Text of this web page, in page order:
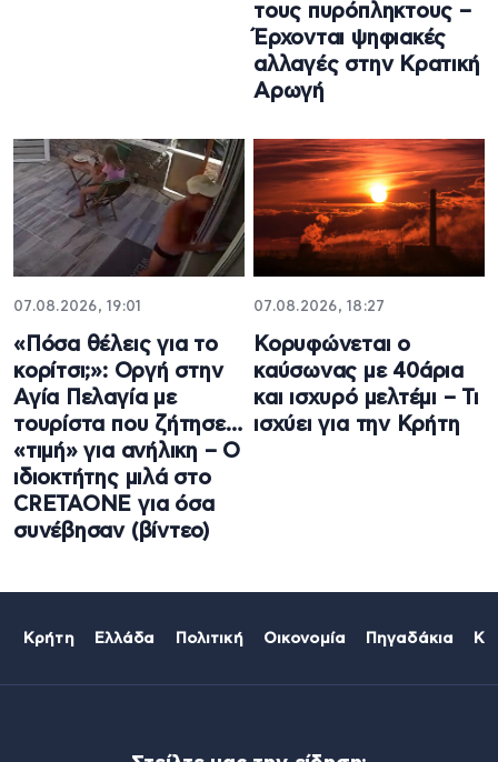
τους πυρόπληκτους –
Έρχονται ψηφιακές
αλλαγές στην Κρατική
Αρωγή
07.08.2026, 19:01
«Πόσα θέλεις για το
κορίτσι;»: Οργή στην
Αγία Πελαγία με
τουρίστα που ζήτησε…
«τιμή» για ανήλικη – Ο
ιδιοκτήτης μιλά στο
CRETAONE για όσα
συνέβησαν (βίντεο)
07.08.2026, 18:27
Κορυφώνεται ο
καύσωνας με 40άρια
και ισχυρό μελτέμι – Τι
ισχύει για την Κρήτη
Κρήτη Ελλάδα Πολιτική Οικονομία Πηγαδάκια